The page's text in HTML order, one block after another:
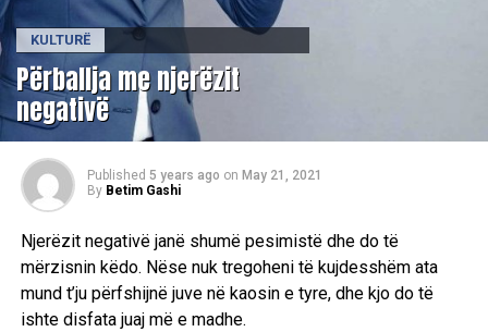
KULTURË
Përballja me njerëzit
negativë
Published 5 years ago on May 21, 2021
By Betim Gashi
Njerëzit negativë janë shumë pesimistë dhe do të
mërzisnin këdo. Nëse nuk tregoheni të kujdesshëm ata
mund t’ju përfshijnë juve në kaosin e tyre, dhe kjo do të
ishte disfata juaj më e madhe.